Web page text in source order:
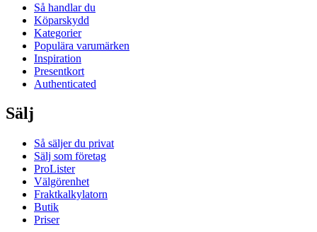
Så handlar du
Köparskydd
Kategorier
Populära varumärken
Inspiration
Presentkort
Authenticated
Sälj
Så säljer du privat
Sälj som företag
ProLister
Välgörenhet
Fraktkalkylatorn
Butik
Priser